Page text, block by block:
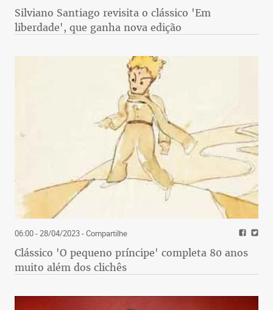
Silviano Santiago revisita o clássico 'Em
liberdade', que ganha nova edição
06:00 - 28/04/2023- Compartilhe
Clássico 'O pequeno príncipe' completa 80 anos
muito além dos clichês